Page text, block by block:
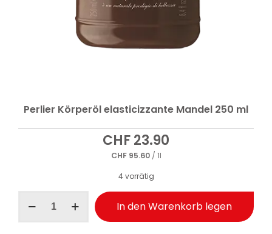
Perlier Körperöl elasticizzante Mandel 250 ml
CHF23.90
CHF95.60/ 1l
4 vorrätig
Körperöl
In den Warenkorb legen